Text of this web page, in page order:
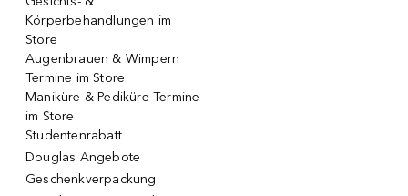
Körperbehandlungen im
Store
Augenbrauen & Wimpern
Termine im Store
Maniküre & Pediküre Termine
im Store
Studentenrabatt
Douglas Angebote
Geschenkverpackung